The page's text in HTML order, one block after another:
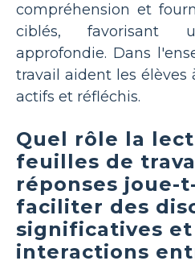
compréhension et
ciblés, favorisant
approfondie. Dans
travail aident les élèves
actifs et réfléchis.
Quel rôle la
feuilles de
réponses joue-
faciliter des
significatives et
interactions